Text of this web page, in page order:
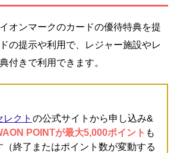
オンマークのカードの優待特典を提
の提示や利用で、レジャー施設やレ
付きで利用できます。
クト の公式サイトから申し込み&
POINTが最大5,000ポイント も
（終了またはポイント数が変動する